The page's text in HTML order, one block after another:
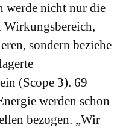
werde nicht nur die
Wirkungsbereich,
sondern beziehe
(Scope 3). 69
werden schon
bezogen. „Wir